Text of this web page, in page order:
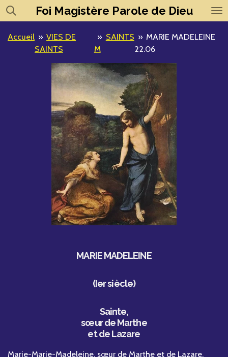
Passer
au
contenu
principal
Foi Magistère Parole de Dieu
Accueil » VIES DE
SAINTS
» SAINTS
M
» MARIE MADELEINE
22.06
MARIE MADELEINE
(Ier siècle)
Sainte,
sœur de Marthe
et de Lazare
Marie-Marie-Madeleine, sœur de Marthe et de Lazare,